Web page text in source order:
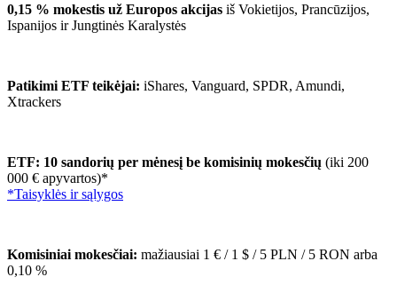
0,15 % mokestis už Europos akcijas iš Vokietijos, Prancūzijos,
Ispanijos ir Jungtinės Karalystės
Patikimi ETF teikėjai: iShares, Vanguard, SPDR, Amundi,
Xtrackers
ETF: 10 sandorių per mėnesį be komisinių mokesčių (iki 200
000 € apyvartos)*
*Taisyklės ir sąlygos
Komisiniai mokesčiai: mažiausiai 1 € / 1 $ / 5 PLN / 5 RON arba
0,10 %